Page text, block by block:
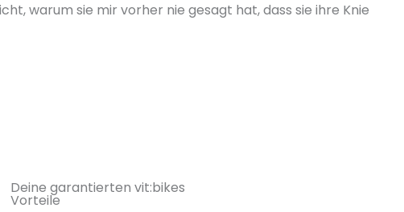
warum sie mir vorher nie gesagt hat, dass sie ihre Knie
Deine garantierten vit:bikes
Vorteile